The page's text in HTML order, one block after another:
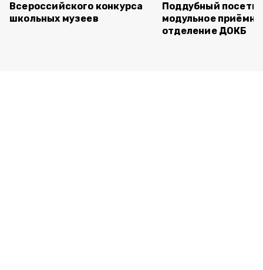
Всероссийского конкурса
школьных музеев
Поддубный
модульное
отделение ДОКБ